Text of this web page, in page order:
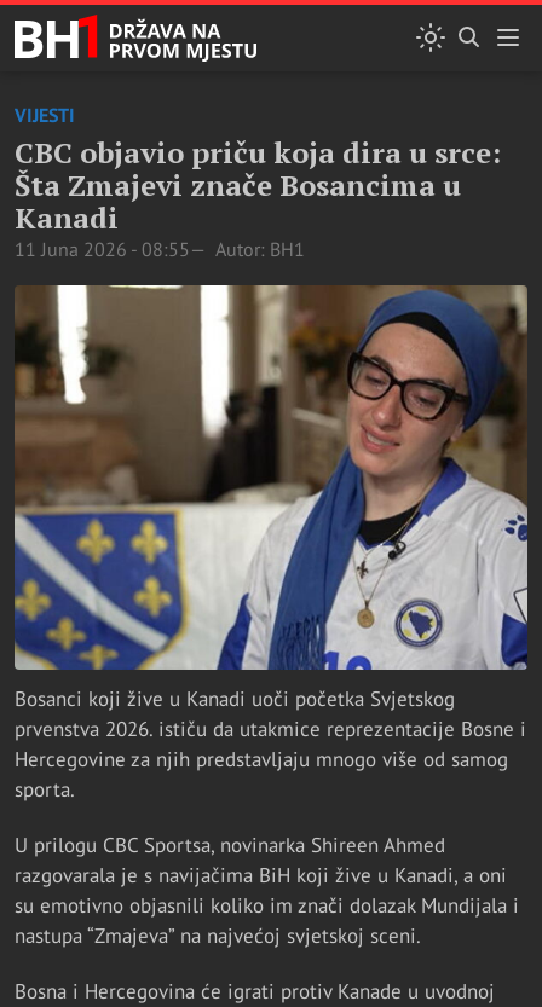
VIJESTI
CBC objavio priču koja dira u srce:
Šta Zmajevi znače Bosancima u
Kanadi
11 Juna 2026 - 08:55 Autor: BH1
Bosanci koji žive u Kanadi uoči početka Svjetskog
prvenstva 2026. ističu da utakmice reprezentacije Bosne i
Hercegovine za njih predstavljaju mnogo više od samog
sporta.
U prilogu CBC Sportsa, novinarka Shireen Ahmed
razgovarala je s navijačima BiH koji žive u Kanadi, a oni
su emotivno objasnili koliko im znači dolazak Mundijala i
nastupa “Zmajeva” na najvećoj svjetskoj sceni.
Bosna i Hercegovina će igrati protiv Kanade u uvodnoj